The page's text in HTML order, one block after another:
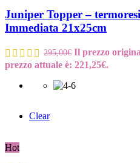
Juniper Topper –
Immediata 21x25cm
295,00€ Il prezzo
prezzo attuale è: 221,25€.
Clear
Hot